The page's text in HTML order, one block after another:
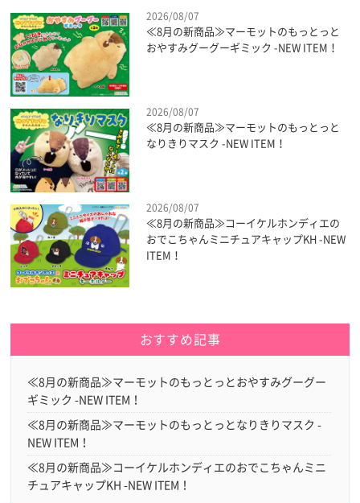
2026/08/07
≪8月の新商品≫マーモットのもっとっと
おやすみグーグーギミック -NEW ITEM！
2026/08/07
≪8月の新商品≫マーモットのもっとっと
なりきりマスク -NEW ITEM！
2026/08/07
≪8月の新商品≫コーイケルホンディエの
おでこちゃんミニチュアキャップKH -NEW
ITEM！
おすすめ記事
≪8月の新商品≫マーモットのもっとっとおやすみグーグー
ギミック -NEW ITEM！
≪8月の新商品≫マーモットのもっとっとなりきりマスク -
NEW ITEM！
≪8月の新商品≫コーイケルホンディエのおでこちゃんミニ
チュアキャップKH -NEW ITEM！